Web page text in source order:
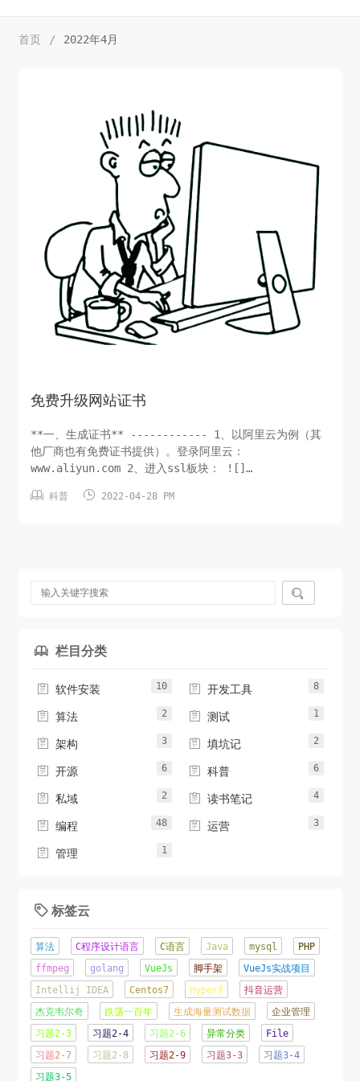
首页 / 2022年4月
免费升级网站证书
**一、生成证书** ------------ 1、以阿里云为例（其
他厂商也有免费证书提供）。登录阿里云：
www.aliyun.com 2、进入ssl板块： ![]
3、点击左侧栏“SSL证书（应用安全）”： ![]
 科普  2022-04-28 PM

 栏目分类
 软件安装 10  开发工具 8
 算法 2  测试 1
 架构 3  填坑记 2
 开源 6  科普 6
 私域 2  读书笔记 4
 编程 48  运营 3
 管理 1
 标签云
算法 C程序设计语言 C语言 Java mysql
PHP
ffmpeg
golang VueJs 脚手架
VueJs实战项目
Intellij IDEA
Centos7 Hyperf
抖音运营
杰克韦尔奇
跌荡一百年 生成海量测试数据
企业管理
习题2-3
习题2-4 习题2-6 异常分类
File
习题2-7
习题2-8 习题2-9 习题3-3
习题3-4
习题3-5